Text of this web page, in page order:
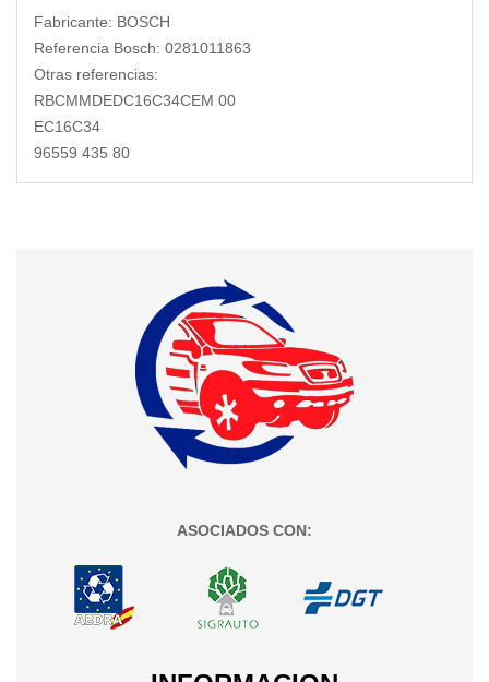
Fabricante: BOSCH
Referencia Bosch: 0281011863
Otras referencias:
RBCMMDEDC16C34CEM 00
EC16C34
96559 435 80
ASOCIADOS CON: